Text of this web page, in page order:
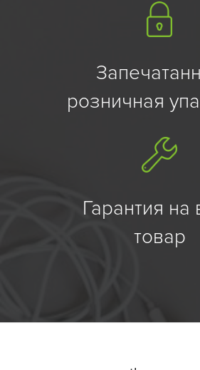
розничная
Гарантия на
товар